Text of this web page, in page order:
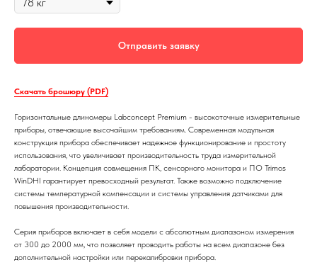
Отправить заявку
Скачать брошюру (PDF)
Горизонтальные длиномеры Labconcept Premium - высокоточные измерительные
приборы, отвечающие высочайшим требованиям. Современная модульная
конструкция прибора обеспечивает надежное функционирование и простоту
использования, что увеличивает производительность труда измерительной
лаборатории. Концепция совмещения ПК, сенсорного монитора и ПО Trimos
WinDHI гарантирует превосходный результат. Также возможно подключение
системы температурной компенсации и системы управления датчиками для
повышения производительности.
Серия приборов включает в себя модели с абсолютным диапазоном измерения
от 300 до 2000 мм, что позволяет проводить работы на всем диапазоне без
дополнительной настройки или перекалибровки прибора.